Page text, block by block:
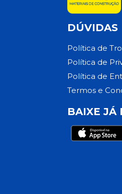
DÚVIDAS
Política de
Política de
Política de
Termos e
BAIXE JÁ